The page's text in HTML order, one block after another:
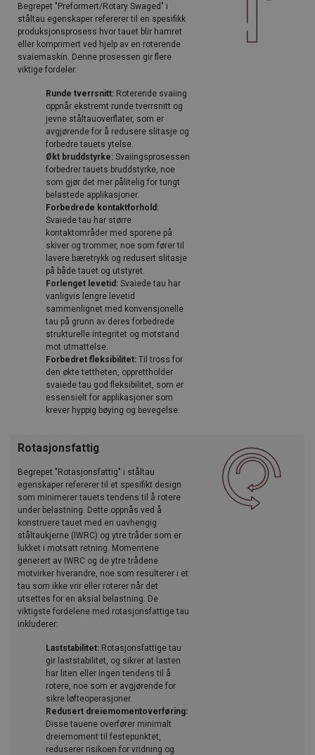
Begrepet "Preformert/Rotary Swaged" i
ståltau egenskaper refererer til en spesifikk
produksjonsprosess hvor tauet blir hamret
eller komprimert ved hjelp av en roterende
svaiemaskin. Denne prosessen gir flere
viktige fordeler:
Runde tverrsnitt: Roterende svaiing
oppnår ekstremt runde tverrsnitt og
jevne ståltauoverflater, som er
avgjørende for å redusere slitasje og
forbedre tauets ytelse.
Økt bruddstyrke: Svaiingsprosessen
forbedrer tauets bruddstyrke, noe
som gjør det mer pålitelig for tungt
belastede applikasjoner.
Forbedrede kontaktforhold:
Svaiede tau har større
kontaktområder med sporene på
skiver og trommer, noe som fører til
lavere bæretrykk og redusert slitasje
på både tauet og utstyret.
Forlenget levetid: Svaiede tau har
vanligvis lengre levetid
sammenlignet med konvensjonelle
tau på grunn av deres forbedrede
strukturelle integritet og motstand
mot utmattelse.
Forbedret fleksibilitet: Til tross for
den økte tettheten, opprettholder
svaiede tau god fleksibilitet, som er
essensielt for applikasjoner som
krever hyppig bøying og bevegelse.
Rotasjonsfattig
Begrepet "Rotasjonsfattig" i ståltau
egenskaper refererer til et spesifikt design
som minimerer tauets tendens til å rotere
under belastning. Dette oppnås ved å
konstruere tauet med en uavhengig
ståltaukjerne (IWRC) og ytre tråder som er
lukket i motsatt retning. Momentene
generert av IWRC og de ytre trådene
motvirker hverandre, noe som resulterer i et
tau som ikke vrir eller roterer når det
utsettes for en aksial belastning. De
viktigste fordelene med rotasjonsfattige tau
inkluderer:
Laststabilitet: Rotasjonsfattige tau
gir laststabilitet, og sikrer at lasten
har liten eller ingen tendens til å
rotere, noe som er avgjørende for
sikre løfteoperasjoner.
Redusert dreiemomentoverføring:
Disse tauene overfører minimalt
dreiemoment til festepunktet,
reduserer risikoen for vridning og